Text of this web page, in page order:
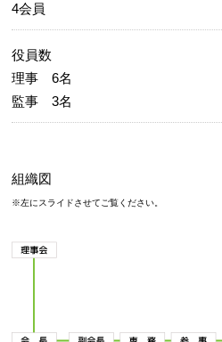
4会員
役員数
理事 6名
監事 3名
組織図
※左にスライドさせてご覧ください。